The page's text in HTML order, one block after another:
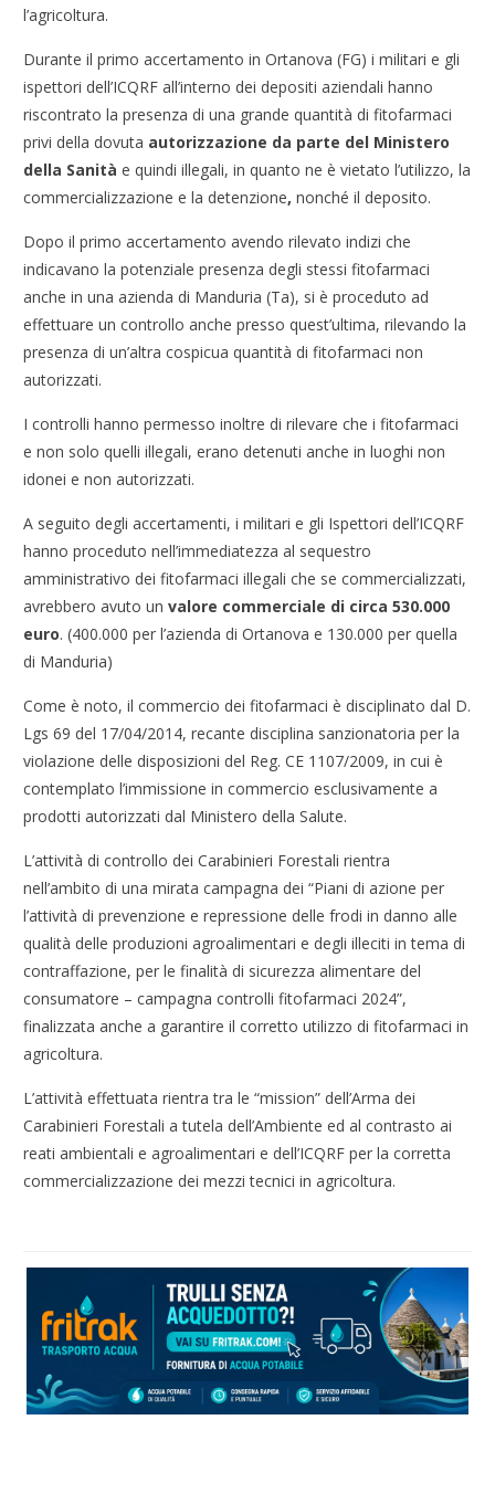
l’agricoltura.
Durante il primo accertamento in Ortanova (FG) i militari e gli
ispettori dell’ICQRF all’interno dei depositi aziendali hanno
riscontrato la presenza di una grande quantità di fitofarmaci
privi della dovuta autorizzazione da parte del Ministero
della Sanitàe quindi illegali, in quanto ne è vietato l’utilizzo, la
commercializzazione e la detenzione, nonché il deposito.
Dopo il primo accertamento avendo rilevato indizi che
indicavano la potenziale presenza degli stessi fitofarmaci
anche in una azienda di Manduria (Ta), si è proceduto ad
effettuare un controllo anche presso quest’ultima, rilevando la
presenza di un’altra cospicua quantità di fitofarmaci non
autorizzati.
I controlli hanno permesso inoltre di rilevare che i fitofarmaci
e non solo quelli illegali, erano detenuti anche in luoghi non
idonei e non autorizzati.
A seguito degli accertamenti, i militari e gli Ispettori dell’ICQRF
hanno proceduto nell’immediatezza al sequestro
amministrativo dei fitofarmaci illegali che se commercializzati,
avrebbero avuto unvalore commerciale di circa 530.000
euro. (400.000 per l’azienda di Ortanova e 130.000 per quella
di Manduria)
Come è noto, il commercio dei fitofarmaci è disciplinato dal D.
Lgs 69 del 17/04/2014, recante disciplina sanzionatoria per la
violazione delle disposizioni del Reg. CE 1107/2009, in cui è
contemplato l’immissione in commercio esclusivamente a
prodotti autorizzati dal Ministero della Salute.
L’attività di controllo dei Carabinieri Forestali rientra
nell’ambito di una mirata campagna dei “Piani di azione per
l’attività di prevenzione e repressione delle frodi in danno alle
qualità delle produzioni agroalimentari e degli illeciti in tema di
contraffazione, per le finalità di sicurezza alimentare del
consumatore – campagna controlli fitofarmaci 2024”,
finalizzata anche a garantire il corretto utilizzo di fitofarmaci in
agricoltura.
L’attività effettuata rientra tra le “mission” dell’Arma dei
Carabinieri Forestali a tutela dell’Ambiente ed al contrasto ai
reati ambientali e agroalimentari e dell’ICQRF per la corretta
commercializzazione dei mezzi tecnici in agricoltura.